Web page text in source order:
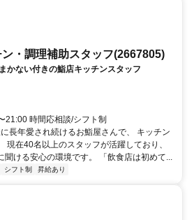
・調理補助スタッフ(2667805)
かない付きの鮨店キッチンスタッフ
21:00 時間応相談/シフト制
長年愛され続けるお鮨屋さんで、 キッチン
現在40名以上のスタッフが活躍しており、
ける安心の環境です。 「飲食店は初めて...
シフト制 昇給あり